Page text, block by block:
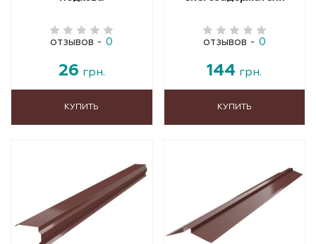
отзывов - 0
26 грн.
КУПИТЬ
отзывов - 0
144 грн.
КУПИТЬ